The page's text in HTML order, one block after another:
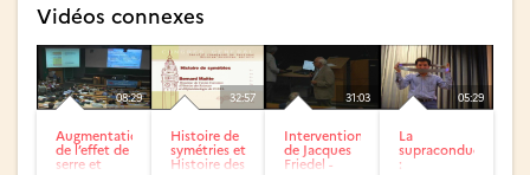
Vidéos connexes
08:29
Augmentation
de l’effet de
serre et
32:57
Histoire de
symétries et
Histoire des
31:03
Intervention
de Jacques
Friedel -
05:29
La
supraconductivité
: